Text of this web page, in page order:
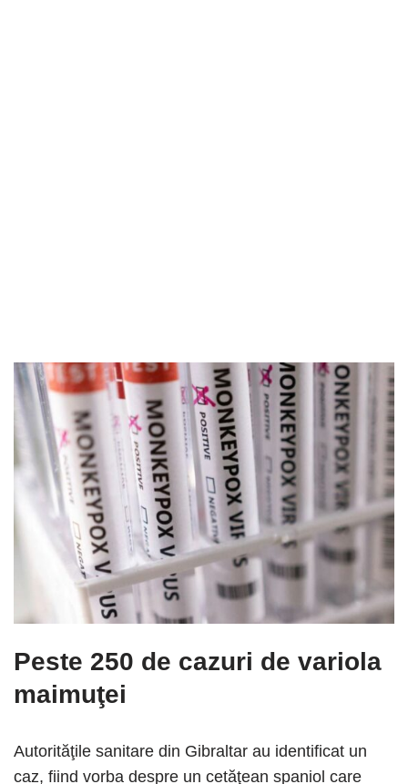
Peste 250 de cazuri de variola
maimuţei
Autorităţile sanitare din Gibraltar au identificat un
caz, fiind vorba despre un cetăţean spaniol care